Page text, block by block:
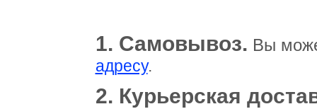
1. Самовывоз. Вы
адресу.
2. Курьерская